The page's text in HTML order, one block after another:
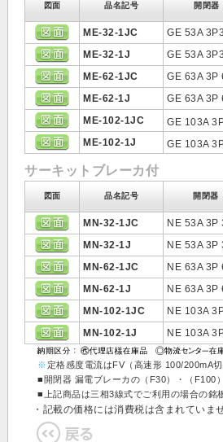
図面 品名記号 開閉器
ME-32-1JC GE 53A
ME-32-1J
GE 53A
ME-62-1JC
GE 63A 3P
ME-62-1J
GE 63A 3P
ME-102-1JC
GE 103A
ME-102-1J
GE 103A
サーキットブレーカ付
図面 品名記号 開閉器
MN-32-1JC NE 53A 3P
MN-32-1J
NE 53A 3P
MN-62-1JC
NE 63A 3P
MN-62-1J
NE 63A 3P
MN-102-1JC
NE 103A
MN-102-1J
NE 103A
※ 定格感度電流はFV（高速形 100/200mA切
■開閉器 漏電ブレーカの（F30）・（F100
■上記商品は三相3線式でご利用の場合の銘
・記載の価格には消費税は含まれていま